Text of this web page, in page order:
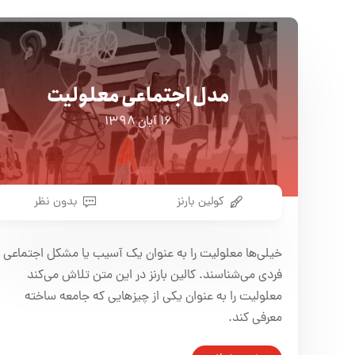
مدل اجتماعی معلولیت
۱۶ آبان ۱۳۹۸
کولین بارنز بدون نظر
خیلی‌ها معلولیت را به عنوان یک آسیب یا مشکل
فردی می‌شناسند. کالین بارنز در این متن تلاش می‌کند
معلولیت را به عنوان یکی از چیزهایی که جامعه ساخته
معرفی کند.